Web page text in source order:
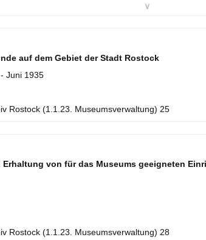
∨
auf dem Gebiet der Stadt Rostock
Juni 1935
Rostock (1.1.23. Museumsverwaltung) 25
von für das Museums geeigneten
Rostock (1.1.23. Museumsverwaltung) 28